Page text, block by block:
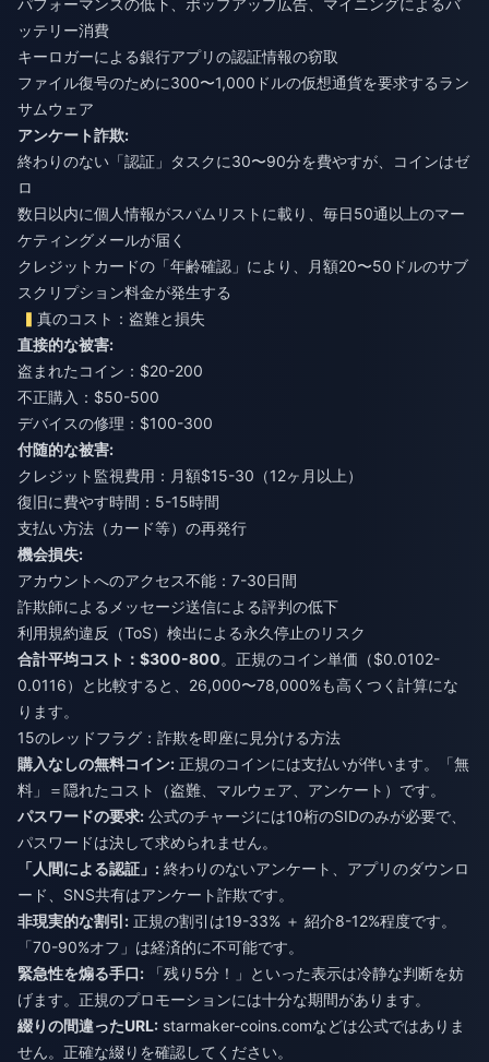
ッテリー消費
キーロガーによる銀行アプリの認証情報の窃取
ファイル復号のために300〜1,000ドルの仮想通貨を要求するラン
サムウェア
アンケート詐欺:
終わりのない「認証」タスクに30〜90分を費やすが、コインはゼ
ロ
数日以内に個人情報がスパムリストに載り、毎日50通以上のマー
ケティングメールが届く
クレジットカードの「年齢確認」により、月額20〜50ドルのサブ
スクリプション料金が発生する
真のコスト：盗難と損失
直接的な被害:
盗まれたコイン：$20-200
不正購入：$50-500
デバイスの修理：$100-300
付随的な被害:
クレジット監視費用：月額$15-30（12ヶ月以上）
復旧に費やす時間：5-15時間
支払い方法（カード等）の再発行
機会損失:
アカウントへのアクセス不能：7-30日間
詐欺師によるメッセージ送信による評判の低下
利用規約違反（ToS）検出による永久停止のリスク
合計平均コスト：$300-800。正規のコイン単価（$0.0102-
0.0116）と比較すると、26,000〜78,000%も高くつく計算にな
ります。
15のレッドフラグ：詐欺を即座に見分ける方法
購入なしの無料コイン: 正規のコインには支払いが伴います。「無
料」＝隠れたコスト（盗難、マルウェア、アンケート）です。
パスワードの要求: 公式のチャージには10桁のSIDのみが必要で、
パスワードは決して求められません。
「人間による認証」: 終わりのないアンケート、アプリのダウンロ
ード、SNS共有はアンケート詐欺です。
非現実的な割引: 正規の割引は19-33% ＋ 紹介8-12%程度です。
「70-90%オフ」は経済的に不可能です。
緊急性を煽る手口: 「残り5分！」といった表示は冷静な判断を妨
げます。正規のプロモーションには十分な期間があります。
綴りの間違ったURL: starmaker-coins.comなどは公式ではありま
せん。正確な綴りを確認してください。